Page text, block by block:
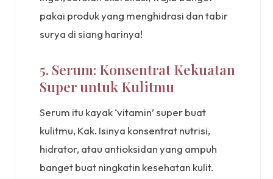
pakai produk yang menghidrasi dan tabir
surya di siang harinya!
5. Serum: Konsentrat Kekuatan
Super untuk Kulitmu
Serum itu kayak ‘vitamin’ super buat
kulitmu, Kak. Isinya konsentrat nutrisi,
hidrator, atau antioksidan yang ampuh
banget buat ningkatin kesehatan kulit.